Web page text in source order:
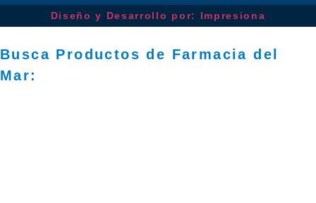
Diseño y Desarrollo por: Impresiona​
Busca Productos de Farmacia del
Mar: